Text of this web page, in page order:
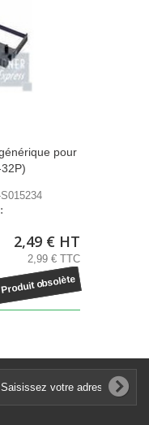
pour
2,49 € HT
2,99 € TTC
Produit obsolète